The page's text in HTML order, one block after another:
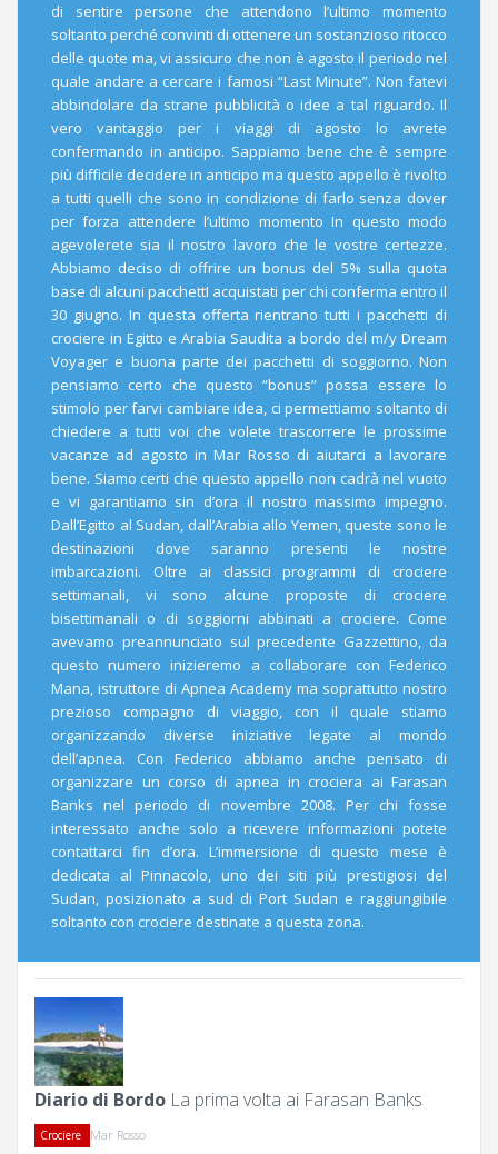
di sentire persone che attendono l’ultimo momento
soltanto perché convinti di ottenere un sostanzioso ritocco
delle quote ma, vi assicuro che non è agosto il periodo nel
quale andare a cercare i famosi “Last Minute”. Non fatevi
abbindolare da strane pubblicità o idee a tal riguardo. Il
vero vantaggio per i viaggi di agosto lo avrete
confermando in anticipo. Sappiamo bene che è sempre
più difficile decidere in anticipo ma questo appello è rivolto
a tutti quelli che sono in condizione di farlo senza dover
per forza attendere l’ultimo momento In questo modo
agevolerete sia il nostro lavoro che le vostre certezze.
Abbiamo deciso di offrire un bonus del 5% sulla quota
base di alcuni pacchettI acquistati per chi conferma entro il
30 giugno. In questa offerta rientrano tutti i pacchetti di
crociere in Egitto e Arabia Saudita a bordo del m/y Dream
Voyager e buona parte dei pacchetti di soggiorno. Non
pensiamo certo che questo “bonus” possa essere lo
stimolo per farvi cambiare idea, ci permettiamo soltanto di
chiedere a tutti voi che volete trascorrere le prossime
vacanze ad agosto in Mar Rosso di aiutarci a lavorare
bene. Siamo certi che questo appello non cadrà nel vuoto
e vi garantiamo sin d’ora il nostro massimo impegno.
Dall’Egitto al Sudan, dall’Arabia allo Yemen, queste sono le
destinazioni dove saranno presenti le nostre
imbarcazioni. Oltre ai classici programmi di crociere
settimanali, vi sono alcune proposte di crociere
bisettimanali o di soggiorni abbinati a crociere. Come
avevamo preannunciato sul precedente Gazzettino, da
questo numero inizieremo a collaborare con Federico
Mana, istruttore di Apnea Academy ma soprattutto nostro
prezioso compagno di viaggio, con il quale stiamo
organizzando diverse iniziative legate al mondo
dell’apnea. Con Federico abbiamo anche pensato di
organizzare un corso di apnea in crociera ai Farasan
Banks nel periodo di novembre 2008. Per chi fosse
interessato anche solo a ricevere informazioni potete
contattarci fin d’ora. L’immersione di questo mese è
dedicata al Pinnacolo, uno dei siti più prestigiosi del
Sudan, posizionato a sud di Port Sudan e raggiungibile
soltanto con crociere destinate a questa zona.
Diario di Bordo La prima volta ai Farasan Banks
Crociere Mar Rosso